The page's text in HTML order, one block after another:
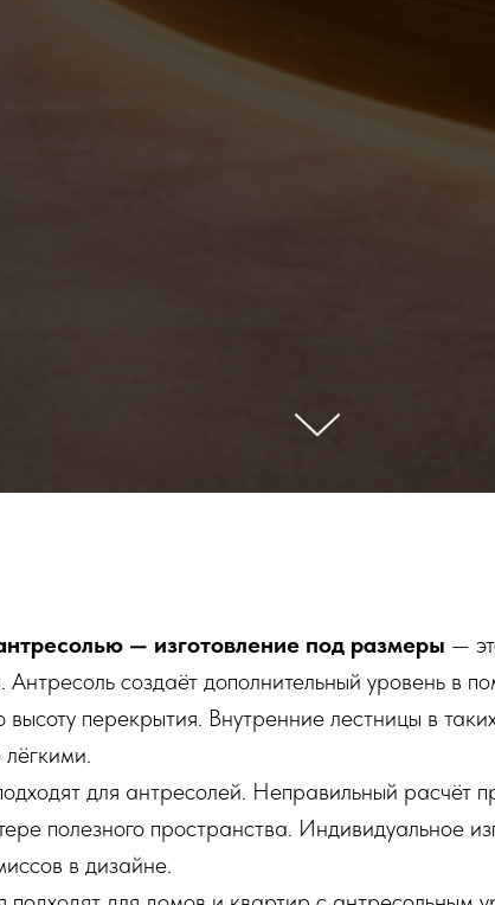
— изготовление под размеры —
создаёт дополнительный уровень в
перекрытия. Внутренние лестницы в
для антресолей. Неправильный расчёт
полезного пространства. Индивидуальное
в дизайне.